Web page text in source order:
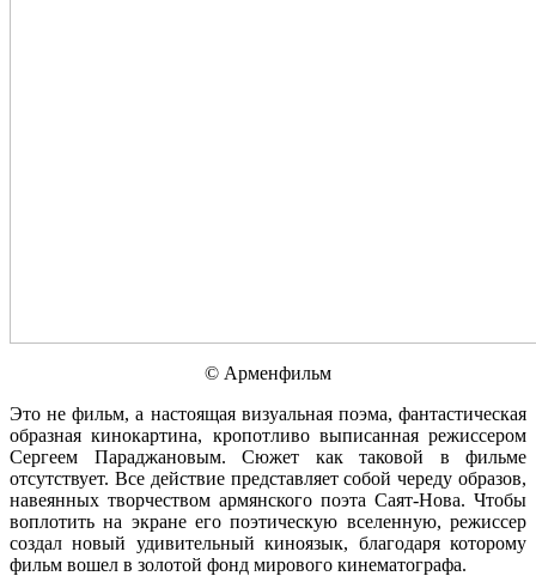
© Арменфильм
Это не фильм, а настоящая визуальная поэма, фантастическая
образная кинокартина, кропотливо выписанная режиссером
Сергеем Параджановым. Сюжет как таковой в фильме
отсутствует. Все действие представляет собой череду образов,
навеянных творчеством армянского поэта Саят-Нова. Чтобы
воплотить на экране его поэтическую вселенную, режиссер
создал новый удивительный киноязык, благодаря которому
фильм вошел в золотой фонд мирового кинематографа.